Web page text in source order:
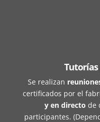
Se realizan
certificados por el
y en directo de
participantes.